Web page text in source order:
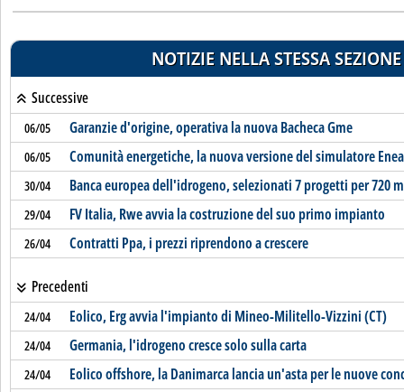
NOTIZIE NELLA STESSA SEZIONE
Successive
06/05 Garanzie d'origine, operativa la nuova Bacheca Gme
06/05 Comunità energetiche, la nuova versione del simulatore Enea
30/04 Banca europea dell'idrogeno, selezionati 7 progetti per 720
29/04 FV Italia, Rwe avvia la costruzione del suo primo impianto
26/04 Contratti Ppa, i prezzi riprendono a crescere
Precedenti
24/04 Eolico, Erg avvia l'impianto di Mineo-Militello-Vizzini (CT)
24/04 Germania, l'idrogeno cresce solo sulla carta
24/04 Eolico offshore, la Danimarca lancia un'asta per le nuove